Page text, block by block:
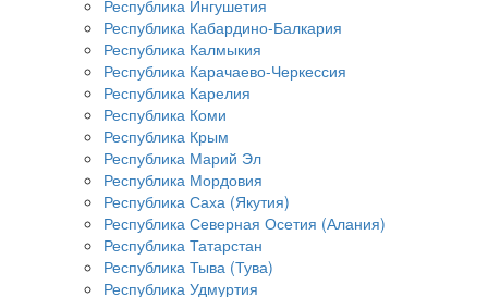
Республика Ингушетия
Республика Кабардино-Балкария
Республика Калмыкия
Республика Карачаево-Черкессия
Республика Карелия
Республика Коми
Республика Крым
Республика Марий Эл
Республика Мордовия
Республика Саха (Якутия)
Республика Северная Осетия (Алания)
Республика Татарстан
Республика Тыва (Тува)
Республика Удмуртия